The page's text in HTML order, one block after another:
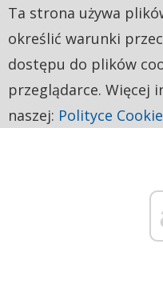
Ta strona używa
określić warunki
dostępu do plików
przeglądarce. Więcej
naszej: Polityce